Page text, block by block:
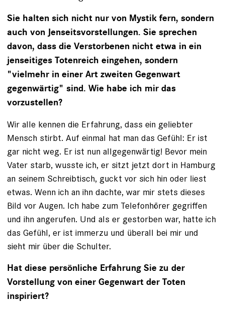
Sie halten sich nicht nur von Mystik fern, sondern
auch von Jenseitsvorstellungen. Sie sprechen
davon, dass die Verstorbenen nicht etwa in ein
jenseitiges Totenreich eingehen, sondern
"vielmehr in einer Art zweiten Gegenwart
gegenwärtig" sind. Wie habe ich mir das
vorzustellen?
Wir alle kennen die Erfahrung, dass ein geliebter
Mensch stirbt. Auf einmal hat man das Gefühl: Er ist
gar nicht weg. Er ist nun allgegenwärtig! Bevor mein
Vater starb, wusste ich, er sitzt jetzt dort in Hamburg
an seinem Schreibtisch, guckt vor sich hin oder liest
etwas. Wenn ich an ihn dachte, war mir stets dieses
Bild vor Augen. Ich habe zum Telefonhörer gegriffen
und ihn angerufen. Und als er gestorben war, hatte ich
das Gefühl, er ist immerzu und überall bei mir und
sieht mir über die Schulter.
Hat diese persönliche Erfahrung Sie zu der
Vorstellung von einer Gegenwart der Toten
inspiriert?